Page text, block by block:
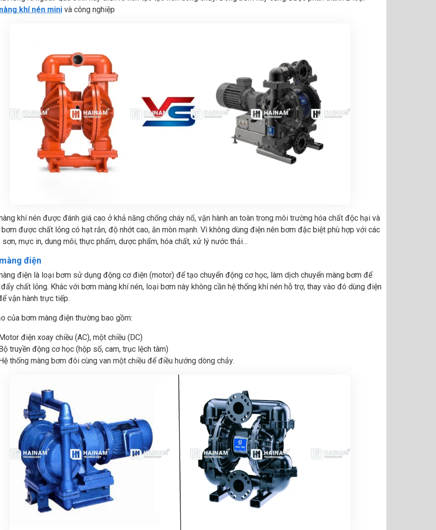
khí nén minivà công nghiệp
khí nén được đánh giá cao ở khả năng chống cháy nổ, vận hành an toàn trong môi trường hóa chất độc hại và
được chất lỏng có hạt rắn, độ nhớt cao, ăn mòn mạnh. Vì không dùng điện nên bơm đặc biệt phù hợp với các
sơn, mực in, dung môi, thực phẩm, dược phẩm, hóa chất, xử lý nước thải…
điện
điện là loại bơm sử dụng động cơ điện (motor) để tạo chuyển động cơ học, làm dịch chuyển màng bơm để
chất lỏng. Khác với bơm màng khí nén, loại bơm này không cần hệ thống khí nén hỗ trợ, thay vào đó dùng điện
vận hành trực tiếp.
của bơm màng điện thường bao gồm:
điện xoay chiều (AC), một chiều (DC)
truyền động cơ học (hộp số, cam, trục lệch tâm)
thống màng bơm đôi cùng van một chiều để điều hướng dòng chảy.